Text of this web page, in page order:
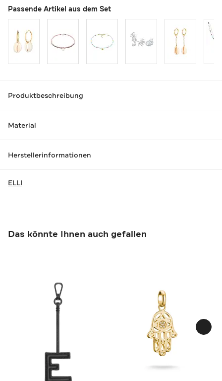
Passende Artikel aus dem Set
Produktbeschreibung
Material
Herstellerinformationen
ELLI
Das könnte Ihnen auch gefallen